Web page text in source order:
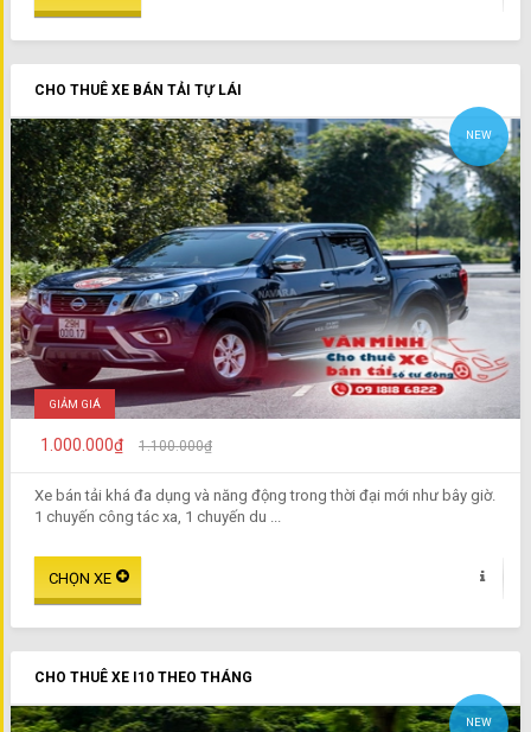
CHO THUÊ XE BÁN TẢI TỰ LÁI
NEW
GIẢM GIÁ
1.000.000₫ 1.100.000₫
Xe bán tải khá đa dụng và năng động trong thời đại mới như bây giờ.
1 chuyến công tác xa, 1 chuyến du ...
CHO THUÊ XE I10 THEO THÁNG
NEW